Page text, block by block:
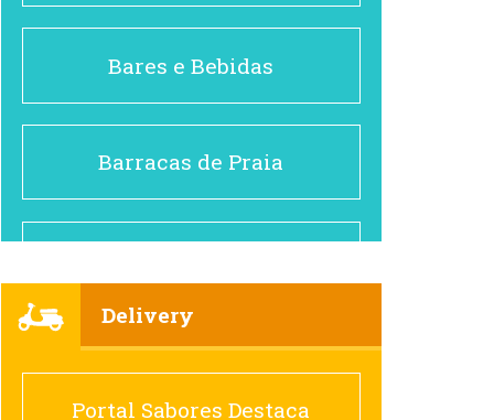
Bares e Bebidas
Barracas de Praia
Cafés
Delivery
Portal Sabores Destaca